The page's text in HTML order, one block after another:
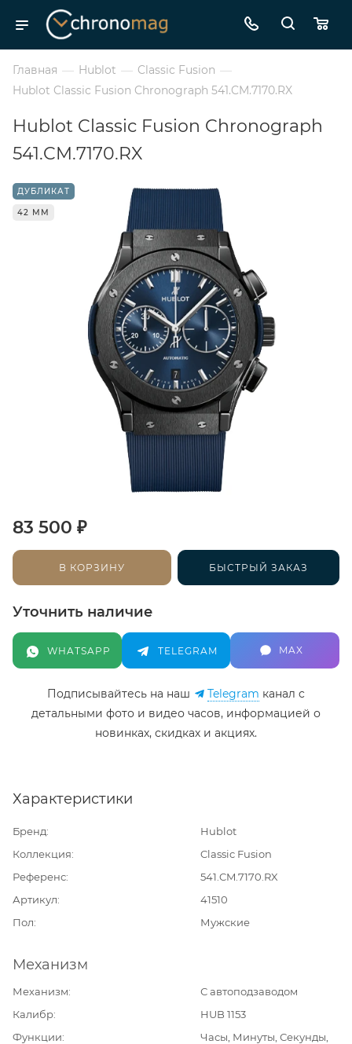
Главная — Hublot — Classic Fusion —
Hublot Classic Fusion Chronograph 541.CM.7170.RX
Hublot Classic Fusion Chronograph
541.CM.7170.RX
ДУБЛИКАТ
42 ММ
83 500 ₽
В КОРЗИНУ БЫСТРЫЙ ЗАКАЗ
Уточнить наличие
WHATSAPP TELEGRAM MAX
Подписывайтесь на наш Telegram канал c
детальными фото и видео часов, информацией о
новинках, скидках и акциях.
Характеристики
Бренд
Hublot
Коллекция
Classic Fusion
Референс
541.CM.7170.RX
Артикул
41510
Пол
Мужские
Механизм
Механизм
С автоподзаводом
Калибр
HUB 1153
Функции
Часы, Минуты, Секунды,